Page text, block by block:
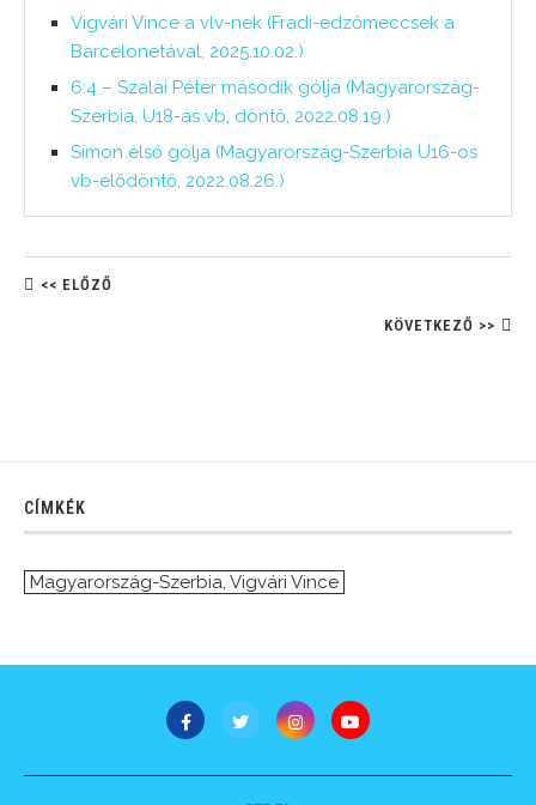
Vigvári Vince a vlv-nek (Fradi-edzőmeccsek a
Barcelonetával, 2025.10.02.)
6:4 – Szalai Péter második gólja (Magyarország-
Szerbia, U18-as vb, döntő, 2022.08.19.)
Simon első gólja (Magyarország-Szerbia U16-os
vb-elődöntő, 2022.08.26.)
<< ELŐZŐ
KÖVETKEZŐ >>
CÍMKÉK
Magyarország-Szerbia, Vigvári Vince